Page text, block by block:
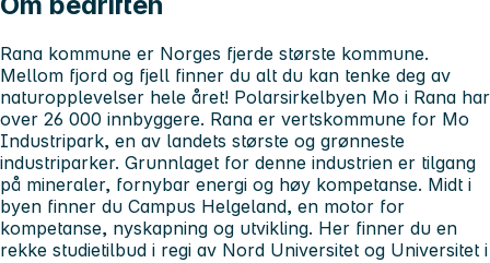
Rana kommune er Norges fjerde største kommune.
Mellom fjord og fjell finner du alt du kan tenke deg av
naturopplevelser hele året! Polarsirkelbyen Mo i Rana har
over 26 000 innbyggere. Rana er vertskommune for Mo
Industripark, en av landets største og grønneste
industriparker. Grunnlaget for denne industrien er tilgang
på mineraler, fornybar energi og høy kompetanse. Midt i
byen finner du Campus Helgeland, en motor for
kompetanse, nyskapning og utvikling. Her finner du en
rekke studietilbud i regi av Nord Universitet og Universitet i